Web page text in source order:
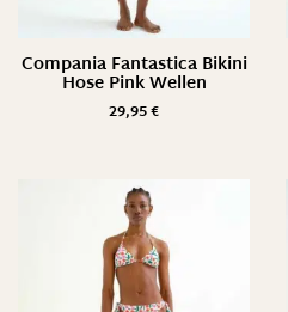
Compania Fantastica Bikini
Hose Pink Wellen
29,95€